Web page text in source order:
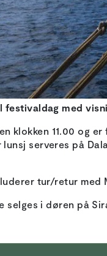
festivaldag med
klokken 11.00 og
serveres på
tur/retur med
i døren på